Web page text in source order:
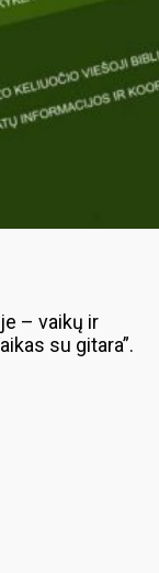
– vaikų ir
su gitara”.